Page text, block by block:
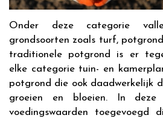
Onder deze categorie
grondsoorten zoals turf,
traditionele potgrond is er
elke categorie tuin- en
potgrond die ook daadwerkelijk
groeien en bloeien. In deze
voedingswaarden toegevoegd